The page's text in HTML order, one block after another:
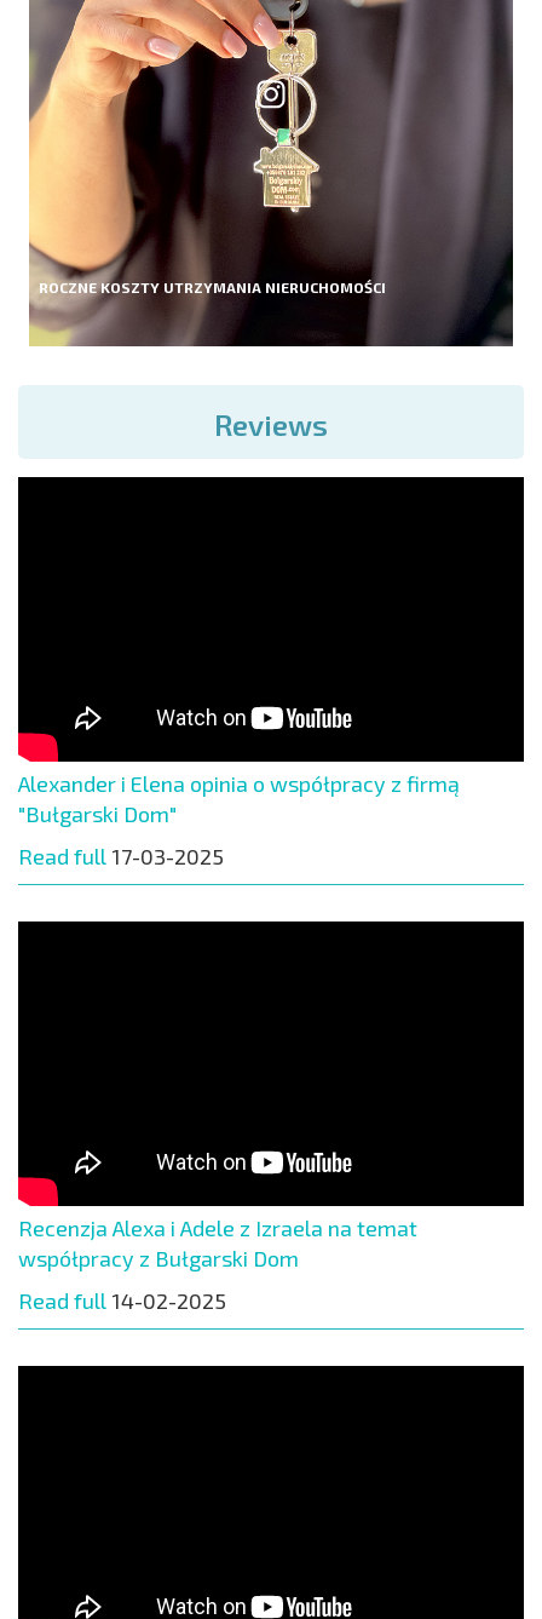
ROCZNE KOSZTY UTRZYMANIA NIERUCHOMOŚCI
Reviews
Alexander i Elena opinia o współpracy z firmą
"Bułgarski Dom"
Read full 17-03-2025
Recenzja Alexa i Adele z Izraela na temat
współpracy z Bułgarski Dom
Read full 14-02-2025